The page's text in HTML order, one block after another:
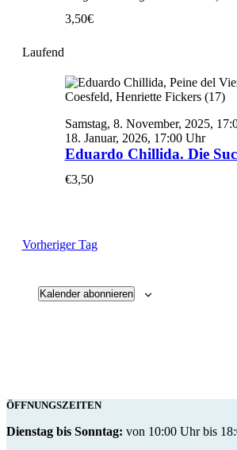
3,50€
Laufend
Eduardo Chillida. Die
Samstag, 8. November, 2025,
18. Januar, 2026, 17:00 Uhr
€3,50
Vorheriger Tag
Kalender abonnieren
ÖFFNUNGSZEITEN
Dienstag bis Sonntag: von 10:00 Uhr bis